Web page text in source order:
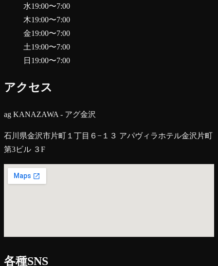
水19:00〜7:00
木19:00〜7:00
金19:00〜7:00
土19:00〜7:00
日 19:00〜7:00
アクセス
ag KANAZAWA - アグ金沢
石川県金沢市片町１丁目６−１３ アパヴィラホテル金沢片町
第3ビル ３F
各種SNS